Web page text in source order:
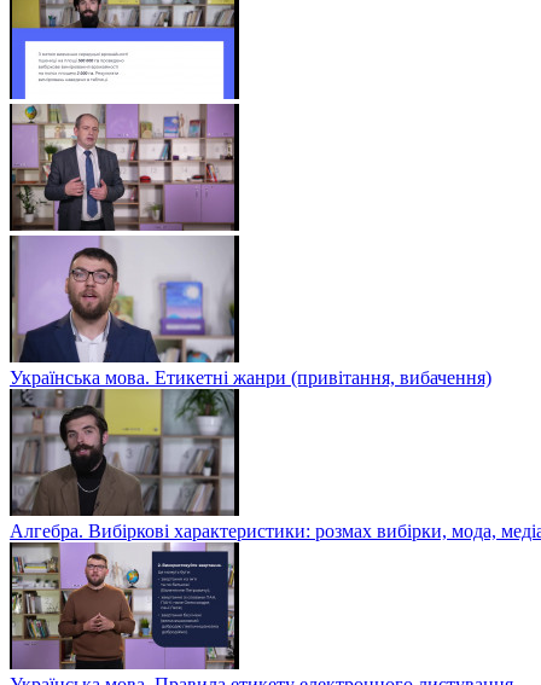
Українська мова. Етикетні жанри (привітання, вибачення)
Алгебра. Вибіркові характеристики: розмах вибірки, мода,